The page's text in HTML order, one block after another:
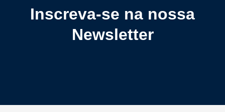
Inscreva-se na nossa
Newsletter